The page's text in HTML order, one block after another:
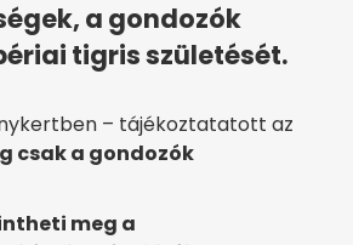
a gondozók
tigris születését.
– tájékoztatatott az
csak a gondozók
meg a